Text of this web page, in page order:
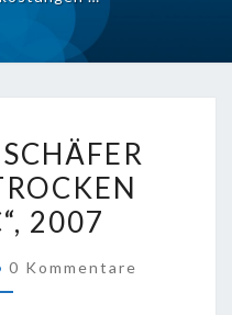
2007
Kommentare
0 Kommentare